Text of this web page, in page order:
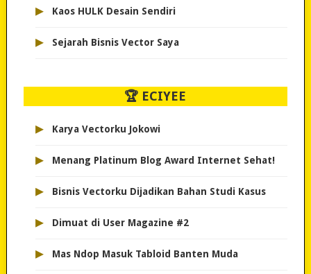
▸ Kaos HULK Desain Sendiri
▸ Sejarah Bisnis Vector Saya
🏆 ECIYEE
▸ Karya Vectorku Jokowi
▸ Menang Platinum Blog Award Internet Sehat!
▸ Bisnis Vectorku Dijadikan Bahan Studi Kasus
▸ Dimuat di User Magazine #2
▸ Mas Ndop Masuk Tabloid Banten Muda